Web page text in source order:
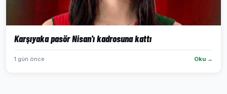
Karşıyaka pasör Nisan'ı kadrosuna kattı
1 gün önce Oku →